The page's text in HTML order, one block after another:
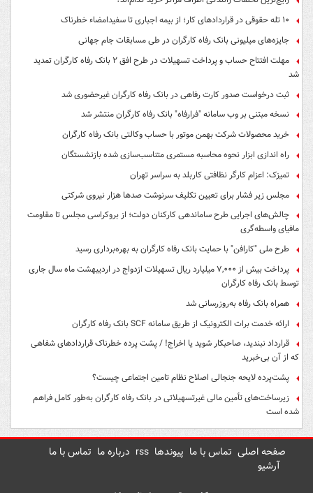
۱۰ تله حقوقی در قراردادهای کار؛ از بیمه اجباری تا سفیدامضاء خطرناک
جایزه‌های میلیونی بانک رفاه کارگران در طی مسابقات جام جهانی
مهلت افتتاح حساب و پرداخت تسهیلات در طرح افق ۲ بانک رفاه کارگران تمدید
شد
ثبت درخواست صدور کارت رفاهی در بانک رفاه کارگران غیرحضوری شد
نسخه مبتنی بر وب سامانه "فرارفاه" بانک رفاه کارگران منتشر شد
خرید محصولات شرکت بهمن موتور با حساب وکالتی بانک رفاه کارگران
راه اندازی ابزار نحوه محاسبه مستمری متناسب‌سازی شده بازنشستگان
تمیزک: اعزام کارگر نظافتی کاربلد به سراسر تهران
مجلس زیر فشار برای تعیین تکلیف سرنوشت صدها هزار نیروی شرکتی
چالش‌های اجرایی طرح ساماندهی کارکنان دولت؛ از بروکراسی مجلس تا مقاومت
مافیای واسطه‌گری
طرح ملی "کارافن" با حمایت بانک رفاه کارگران به بهره‌برداری رسید
پرداخت بیش از ۷,۰۰۰ میلیارد ریال تسهیلات ازدواج در اردیبهشت ماه سال جاری
توسط بانک رفاه کارگران
همراه بانک رفاه به‌روزرسانی شد
ارائه خدمت برات الکترونیک از طریق سامانه SCF بانک رفاه کارگران
قرارداد نبندید، صاحبکار شوید یا اخراج! / پشت پرده خطرناک قراردادهای شفاهی
که از آن بی‌خبرید
پشت‌پرده لایحه جنجالی اصلاح نظام تامین اجتماعی چیست؟
زیرساخت‌های تأمین مالی غیرتسهیلاتی در بانک رفاه کارگران به‌طور کامل فراهم
شده است
صفحه اصلی تماس با ما پیوندها rss درباره ما تماس با ما
آرشیو